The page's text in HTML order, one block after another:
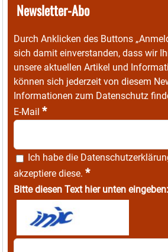
Newsletter-Abo
Durch Anklicken des Buttons
sich damit einverstanden, dass wir
unsere aktuellen Artikel und
können sich jederzeit von diesem
Informationen zum Datenschutz
E-Mail *
Ich habe die
akzeptiere diese. *
Bitte diesen Text hier unten eingeben: